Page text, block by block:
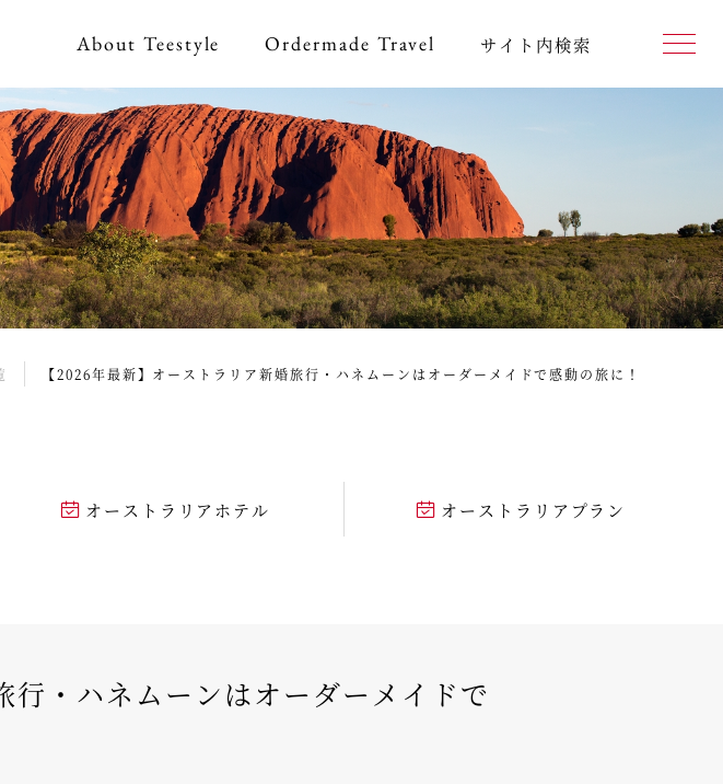
About Teestyle Ordermade Travel サイト内検索
【2026年最新】オーストラリア新婚旅行・ハネムーンはオーダーメイドで感動の旅に！
オーストラリアホテル オーストラリアプラン
行・ハネムーンはオーダーメイドで